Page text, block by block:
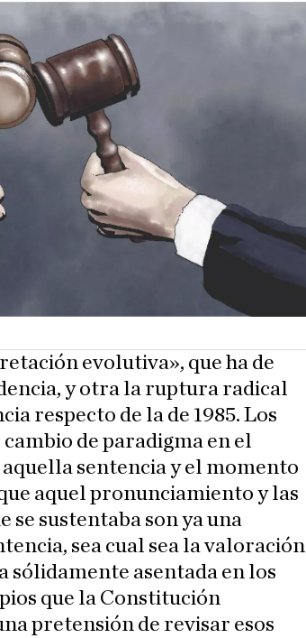
evolutiva», que ha de
y otra la ruptura radical
respecto de la de 1985. Los
de paradigma en el
sentencia y el momento
aquel pronunciamiento y las
se sustentaba son ya una
sea cual sea la valoración
sólidamente asentada en los
que la Constitución
pretensión de revisar esos